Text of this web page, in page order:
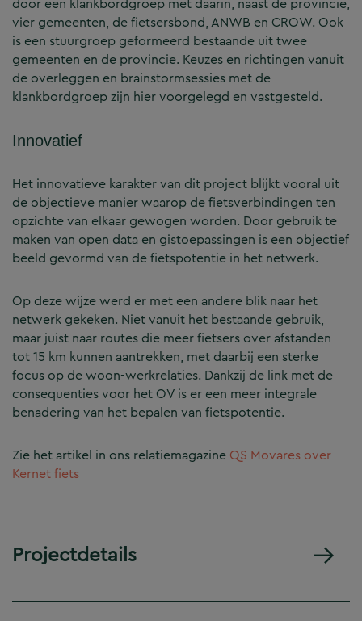
door een klankbordgroep met daarin, naast de provincie,
vier gemeenten, de fietsersbond, ANWB en CROW. Ook
is een stuurgroep geformeerd bestaande uit twee
gemeenten en de provincie. Keuzes en richtingen vanuit
de overleggen en brainstormsessies met de
klankbordgroep zijn hier voorgelegd en vastgesteld.
Innovatief
Het innovatieve karakter van dit project blijkt vooral uit
de objectieve manier waarop de fietsverbindingen ten
opzichte van elkaar gewogen worden. Door gebruik te
maken van open data en gistoepassingen is een objectief
beeld gevormd van de fietspotentie in het netwerk.
Op deze wijze werd er met een andere blik naar het
netwerk gekeken. Niet vanuit het bestaande gebruik,
maar juist naar routes die meer fietsers over afstanden
tot 15 km kunnen aantrekken, met daarbij een sterke
focus op de woon-werkrelaties. Dankzij de link met de
consequenties voor het OV is er een meer integrale
benadering van het bepalen van fietspotentie.
Zie het artikel in ons relatiemagazine QS Movares over
Kernet fiets
Projectdetails